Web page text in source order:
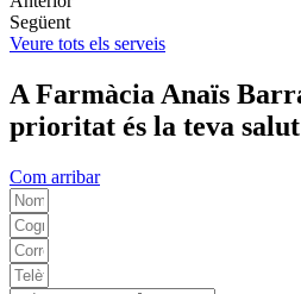
Següent
Veure tots els serveis
A Farmàcia Anaïs
prioritat és la teva
Com arribar